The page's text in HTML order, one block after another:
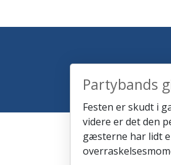
Partybands
Festen er skudt i
videre er det den
gæsterne har lidt